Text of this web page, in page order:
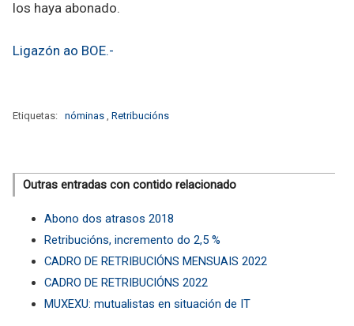
los haya abonado.
Ligazón ao BOE.-
Etiquetas: nóminas Retribucións
Outras entradas con contido relacionado
Abono dos atrasos 2018
Retribucións, incremento do 2,5 %
CADRO DE RETRIBUCIÓNS MENSUAIS 2022
CADRO DE RETRIBUCIÓNS 2022
MUXEXU: mutualistas en situación de IT